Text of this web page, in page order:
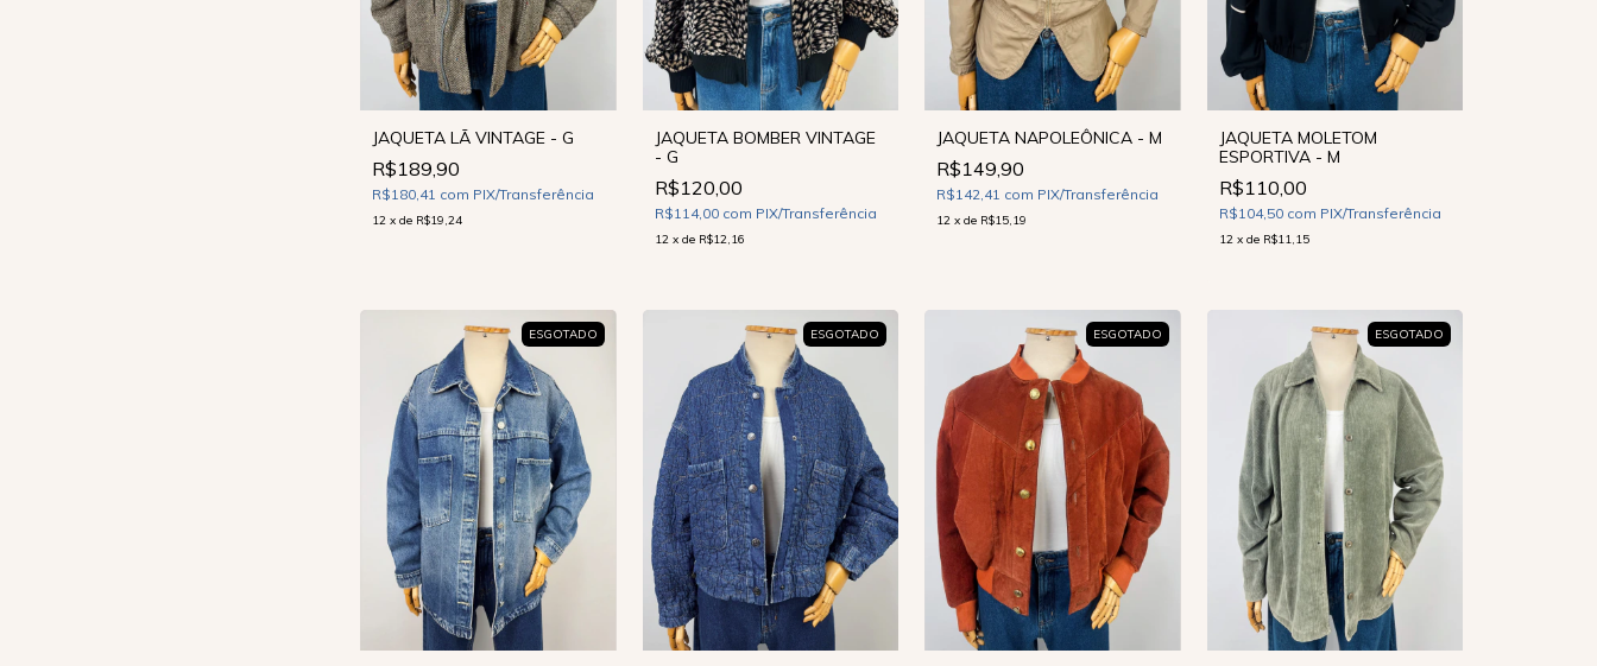
JAQUETA LÃ VINTAGE - G
R$189,90
R$180,41 com PIX/Transferência
12 x de R$19,24
JAQUETA BOMBER VINTAGE
- G
R$120,00
R$114,00 com PIX/Transferência
12 x de R$12,16
JAQUETA NAPOLEÔNICA - M
R$149,90
R$142,41 com PIX/Transferência
12 x de R$15,19
JAQUETA MOLETOM
ESPORTIVA - M
R$110,00
R$104,50 com PIX/Transferência
12 x de R$11,15
ESGOTADO ESGOTADO ESGOTADO ESGOTADO